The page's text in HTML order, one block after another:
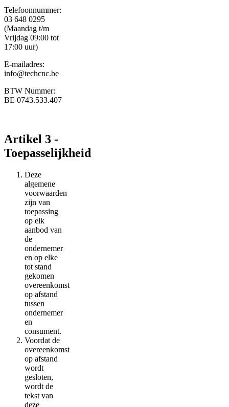
Telefoonnummer:
03 648 0295
(Maandag t/m
Vrijdag 09:00 tot
17:00 uur)
E-mailadres:
info@techcnc.be
BTW Nummer:
BE 0743.533.407
Artikel 3 -
Toepasselijkheid
Deze
algemene
voorwaarden
zijn van
toepassing
op elk
aanbod van
de
ondernemer
en op elke
tot stand
gekomen
overeenkomst
op afstand
tussen
ondernemer
en
consument.
Voordat de
overeenkomst
op afstand
wordt
gesloten,
wordt de
tekst van
deze